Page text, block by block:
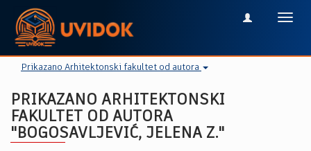
Prikazano Arhitektonski fakultet od autora
PRIKAZANO ARHITEKTONSKI
FAKULTET OD AUTORA
"BOGOSAVLJEVIĆ, JELENA Z."